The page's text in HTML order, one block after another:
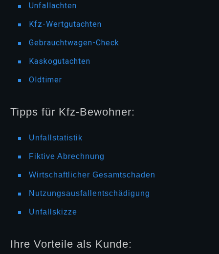
Unfallachten
Kfz-Wertgutachten
Gebrauchtwagen-Check
Kaskogutachten
Oldtimer
Tipps für Kfz-Bewohner:
Unfallstatistik
Fiktive Abrechnung
Wirtschaftlicher Gesamtschaden
Nutzungsausfallentschädigung
Unfallskizze
Ihre Vorteile als Kunde: